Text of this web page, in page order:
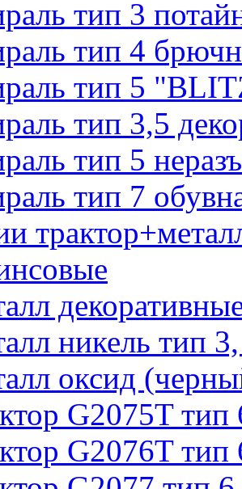
тип 3
тип 4
тип 5
тип 3,5
тип 5
тип 7
никель тип
оксид
G2075T тип
G2076T тип